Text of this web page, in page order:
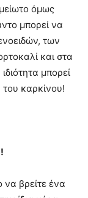
όμως
μπορεί να
των
και στα
μπορεί
καρκίνου!
να βρείτε ένα